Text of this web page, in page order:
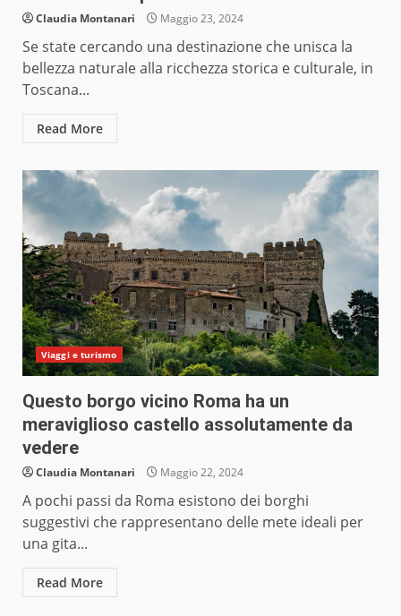
Claudia Montanari Maggio 23, 2024
Se state cercando una destinazione che unisca la
bellezza naturale alla ricchezza storica e culturale, in
Toscana...
Read More
Viaggi e turismo
Questo borgo vicino Roma ha un
meraviglioso castello assolutamente da
vedere
Claudia Montanari Maggio 22, 2024
A pochi passi da Roma esistono dei borghi
suggestivi che rappresentano delle mete ideali per
una gita...
Read More